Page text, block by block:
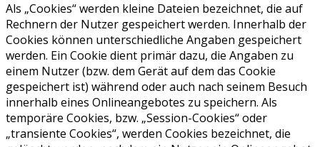
Als „Cookies“ werden kleine Dateien bezeichnet, die auf
Rechnern der Nutzer gespeichert werden. Innerhalb der
Cookies können unterschiedliche Angaben gespeichert
werden. Ein Cookie dient primär dazu, die Angaben zu
einem Nutzer (bzw. dem Gerät auf dem das Cookie
gespeichert ist) während oder auch nach seinem Besuch
innerhalb eines Onlineangebotes zu speichern. Als
temporäre Cookies, bzw. „Session-Cookies“ oder
„transiente Cookies“, werden Cookies bezeichnet, die